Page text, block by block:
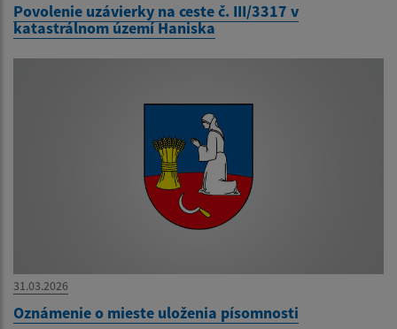
Povolenie uzávierky na ceste č. III/3317 v
katastrálnom území Haniska
31.03.2026
Oznámenie o mieste uloženia písomnosti